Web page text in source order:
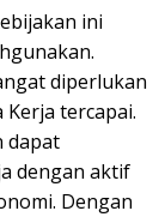
ini
diperlukan
tercapai.
dapat
dengan aktif
Dengan